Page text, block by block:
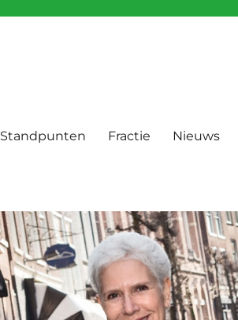
Standpunten Fractie Nieuws